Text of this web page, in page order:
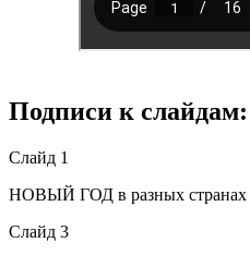
Подписи к слайдам:
Слайд 1
НОВЫЙ ГОД в разных странах
Слайд 3